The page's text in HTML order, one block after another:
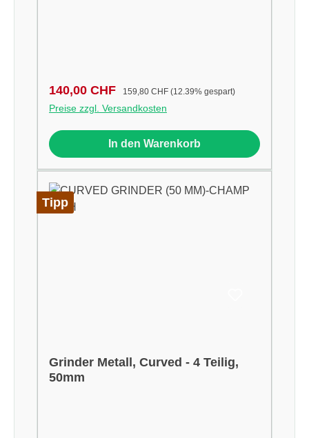
Verkaufspreis:
140,00 CHF Regulärer Preis:
159,80 CHF (12.39% gespart)
Preise zzgl. Versandkosten
In den Warenkorb
Tipp
Grinder Metall, Curved - 4 Teilig,
50mm